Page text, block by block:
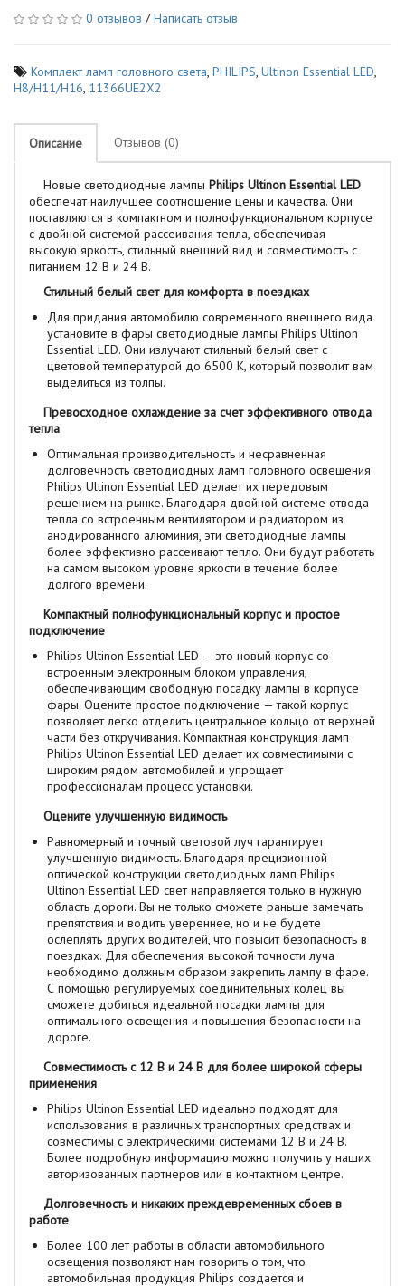
0 отзывов /Написать отзыв
Комплект ламп головного света, PHILIPS, Ultinon Essential LED,
H8/H11/H16, 11366UE2X2
Описание Отзывов (0)
Новые светодиодные лампы Philips Ultinon Essential LED
обеспечат наилучшее соотношение цены и качества. Они
поставляются в компактном и полнофункциональном корпусе
с двойной системой рассеивания тепла, обеспечивая
высокую яркость, стильный внешний вид и совместимость с
питанием 12 В и 24 В.
Стильный белый свет для комфорта в поездках
Для придания автомобилю современного внешнего вида
установите в фары светодиодные лампы Philips Ultinon
Essential LED. Они излучают стильный белый свет с
цветовой температурой до 6500 К, который позволит вам
выделиться из толпы.
Превосходное охлаждение за счет эффективного отвода
тепла
Оптимальная производительность и несравненная
долговечность светодиодных ламп головного освещения
Philips Ultinon Essential LED делает их передовым
решением на рынке. Благодаря двойной системе отвода
тепла со встроенным вентилятором и радиатором из
анодированного алюминия, эти светодиодные лампы
более эффективно рассеивают тепло. Они будут работать
на самом высоком уровне яркости в течение более
долгого времени.
Компактный полнофункциональный корпус и простое
подключение
Philips Ultinon Essential LED — это новый корпус со
встроенным электронным блоком управления,
обеспечивающим свободную посадку лампы в корпусе
фары. Оцените простое подключение — такой корпус
позволяет легко отделить центральное кольцо от верхней
части без откручивания. Компактная конструкция ламп
Philips Ultinon Essential LED делает их совместимыми с
широким рядом автомобилей и упрощает
профессионалам процесс установки.
Оцените улучшенную видимость
Равномерный и точный световой луч гарантирует
улучшенную видимость. Благодаря прецизионной
оптической конструкции светодиодных ламп Philips
Ultinon Essential LED свет направляется только в нужную
область дороги. Вы не только сможете раньше замечать
препятствия и водить увереннее, но и не будете
ослеплять других водителей, что повысит безопасность в
поездках. Для обеспечения высокой точности луча
необходимо должным образом закрепить лампу в фаре.
С помощью регулируемых соединительных колец вы
сможете добиться идеальной посадки лампы для
оптимального освещения и повышения безопасности на
дороге.
Совместимость с 12 В и 24 В для более широкой сферы
применения
Philips Ultinon Essential LED идеально подходят для
использования в различных транспортных средствах и
совместимы с электрическими системами 12 В и 24 В.
Более подробную информацию можно получить у наших
авторизованных партнеров или в контактном центре.
Долговечность и никаких преждевременных сбоев в
работе
Более 100 лет работы в области автомобильного
освещения позволяют нам говорить о том, что
автомобильная продукция Philips создается и